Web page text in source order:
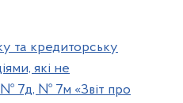
та кредиторську
які не
7д, № 7м «Звіт про